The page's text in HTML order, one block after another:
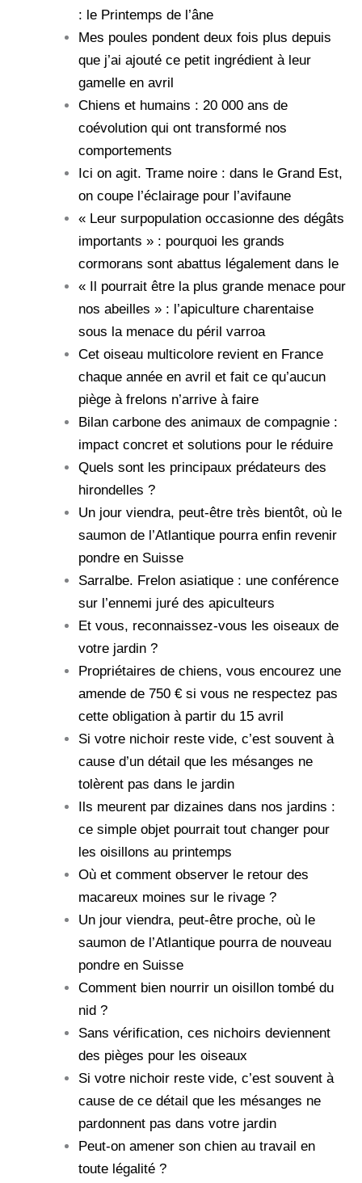
: le Printemps de l’âne
Mes poules pondent deux fois plus depuis
que j’ai ajouté ce petit ingrédient à leur
gamelle en avril
Chiens et humains : 20 000 ans de
coévolution qui ont transformé nos
comportements
Ici on agit. Trame noire : dans le Grand Est,
on coupe l’éclairage pour l’avifaune
« Leur surpopulation occasionne des dégâts
importants » : pourquoi les grands
cormorans sont abattus légalement dans le
« Il pourrait être la plus grande menace pour
nos abeilles » : l’apiculture charentaise
sous la menace du péril varroa
Cet oiseau multicolore revient en France
chaque année en avril et fait ce qu’aucun
piège à frelons n’arrive à faire
Bilan carbone des animaux de compagnie :
impact concret et solutions pour le réduire
Quels sont les principaux prédateurs des
hirondelles ?
Un jour viendra, peut-être très bientôt, où le
saumon de l’Atlantique pourra enfin revenir
pondre en Suisse
Sarralbe. Frelon asiatique : une conférence
sur l’ennemi juré des apiculteurs
Et vous, reconnaissez-vous les oiseaux de
votre jardin ?
Propriétaires de chiens, vous encourez une
amende de 750 € si vous ne respectez pas
cette obligation à partir du 15 avril
Si votre nichoir reste vide, c’est souvent à
cause d’un détail que les mésanges ne
tolèrent pas dans le jardin
Ils meurent par dizaines dans nos jardins :
ce simple objet pourrait tout changer pour
les oisillons au printemps
Où et comment observer le retour des
macareux moines sur le rivage ?
Un jour viendra, peut-être proche, où le
saumon de l’Atlantique pourra de nouveau
pondre en Suisse
Comment bien nourrir un oisillon tombé du
nid ?
Sans vérification, ces nichoirs deviennent
des pièges pour les oiseaux
Si votre nichoir reste vide, c’est souvent à
cause de ce détail que les mésanges ne
pardonnent pas dans votre jardin
Peut-on amener son chien au travail en
toute légalité ?